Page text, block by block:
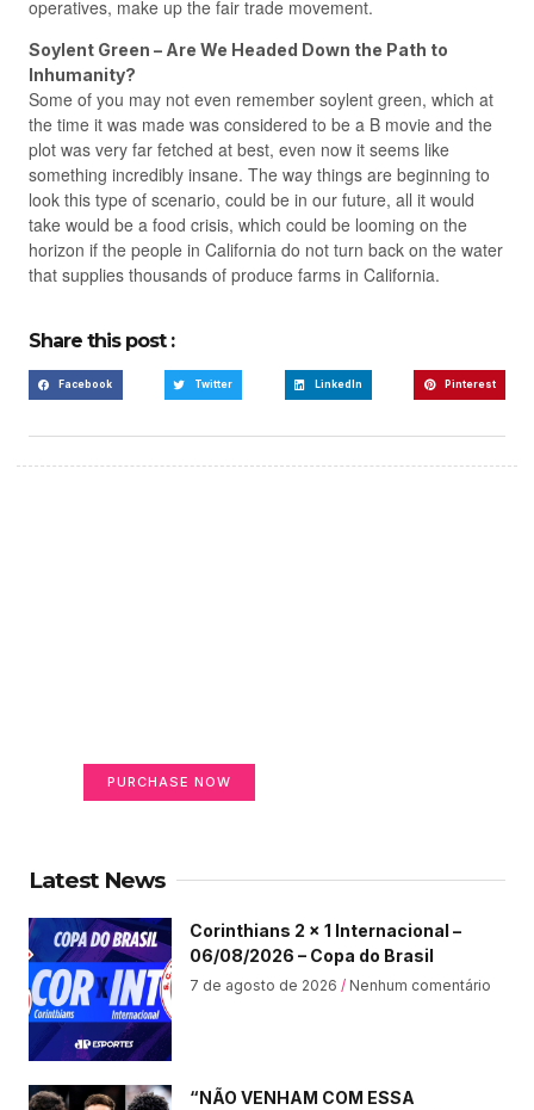
operatives, make up the fair trade movement.
Soylent Green – Are We Headed Down the Path to
Inhumanity?
Some of you may not even remember soylent green, which at
the time it was made was considered to be a B movie and the
plot was very far fetched at best, even now it seems like
something incredibly insane. The way things are beginning to
look this type of scenario, could be in our future, all it would
take would be a food crisis, which could be looming on the
horizon if the people in California do not turn back on the water
that supplies thousands of produce farms in California.
Share this post :
Facebook Twitter LinkedIn Pinterest
PURCHASE NOW
Latest News
Corinthians 2 x 1 Internacional –
06/08/2026 – Copa do Brasil
7 de agosto de 2026 Nenhum comentário
“NÃO VENHAM COM ESSA